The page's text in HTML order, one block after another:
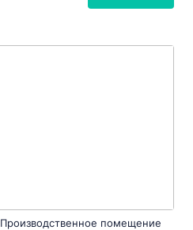
Производственное помещение